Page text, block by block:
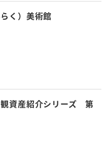
く）美術館
資産紹介シリーズ 第